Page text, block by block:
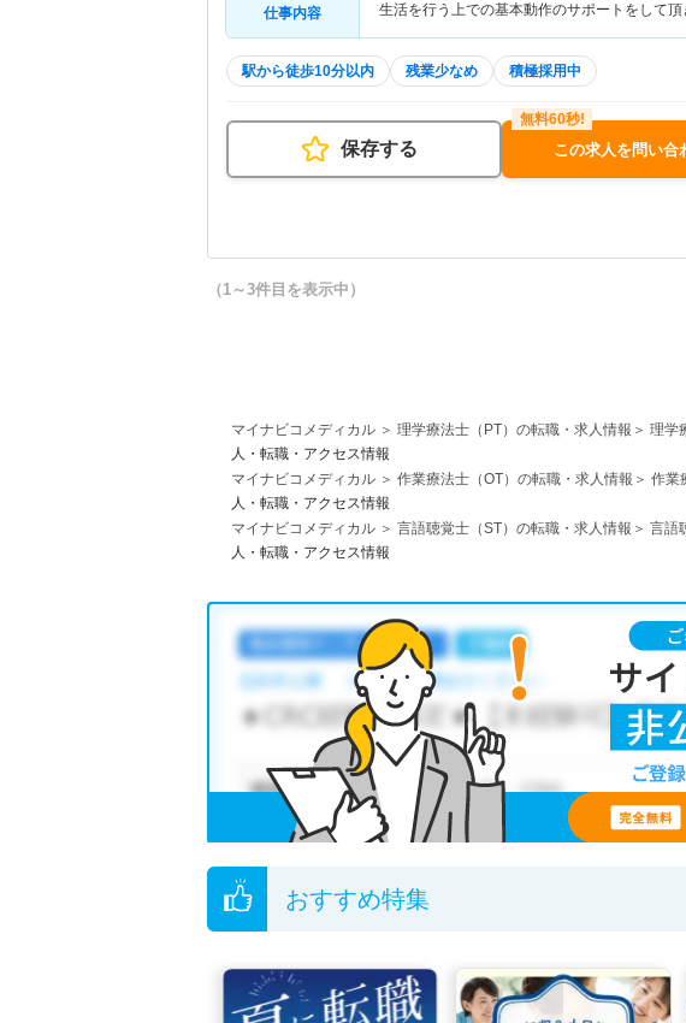
仕事内容
生活を行う上での基本動作のサポートをして
駅から徒歩10分以内 残業少なめ 積極採用中
保存する この求人を問い合
（1～3件目を表示中）
マイナビコメディカル 理学療法士（PT）の転職・求人情報 理学
人・転職・アクセス情報
マイナビコメディカル
作業療法士（OT）の転職・求人情報 作業
人・転職・アクセス情報
マイナビコメディカル
言語聴覚士（ST）の転職・求人情報 言語
人・転職・アクセス情報
おすすめ特集